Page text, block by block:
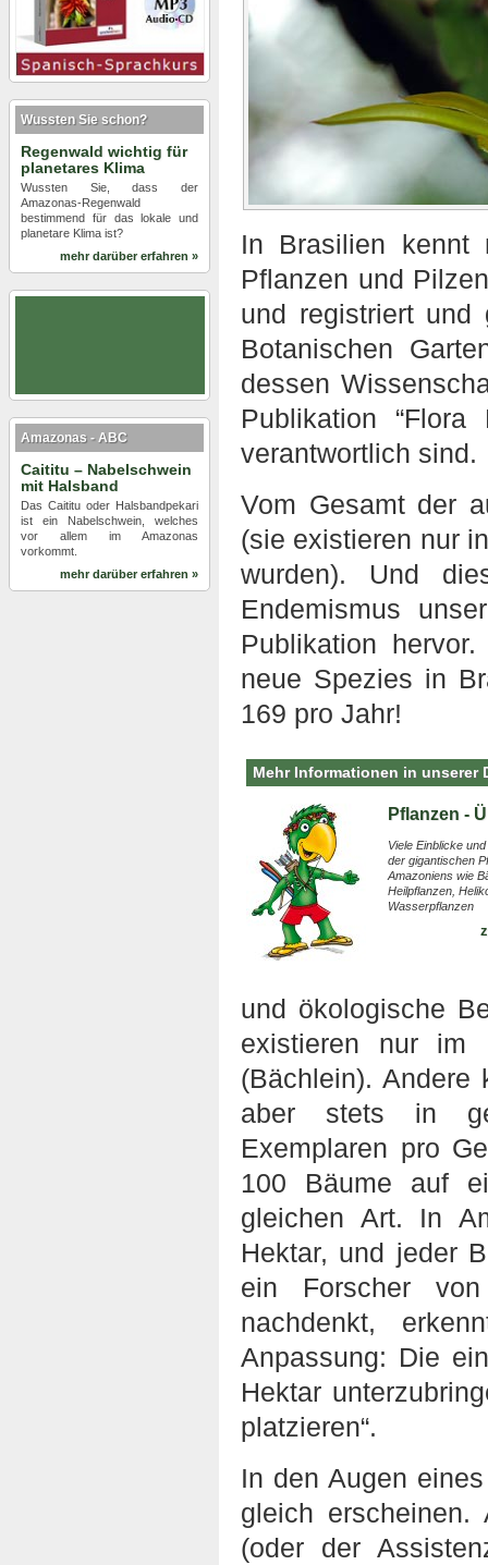
In Brasilien kennt
Pflanzen und
und registriert und
Botanischen
dessen
Publikation
verantwortlich sind.
Vom Gesamt der
(sie existieren nur
wurden). Und
Endemismus
Publikation
neue Spezies in
169 pro Jahr!
Mehr Informationen in unserer
Pflanzen -
Viele Einblicke
der gigantischen
Amazoniens wie
Heilpflanzen,
Wasserpflanzen
und ökologische
existieren nur im
(Bächlein). Andere
aber stets in
Exemplaren pro
100 Bäume auf
gleichen Art. In
Hektar, und jeder
ein Forscher
nachdenkt,
Anpassung: Die
Hektar
platzieren“.
In den Augen
gleich erscheinen.
(oder der
Wussten Sie schon?
Regenwald wichtig für
planetares Klima
Wussten Sie, dass der
Amazonas-Regenwald
bestimmend für das lokale und
planetare Klima ist?
mehr darüber erfahren »
Amazonas - ABC
Caititu – Nabelschwein
mit Halsband
Das Caititu oder Halsbandpekari
ist ein Nabelschwein, welches
vor allem im Amazonas
vorkommt.
mehr darüber erfahren »